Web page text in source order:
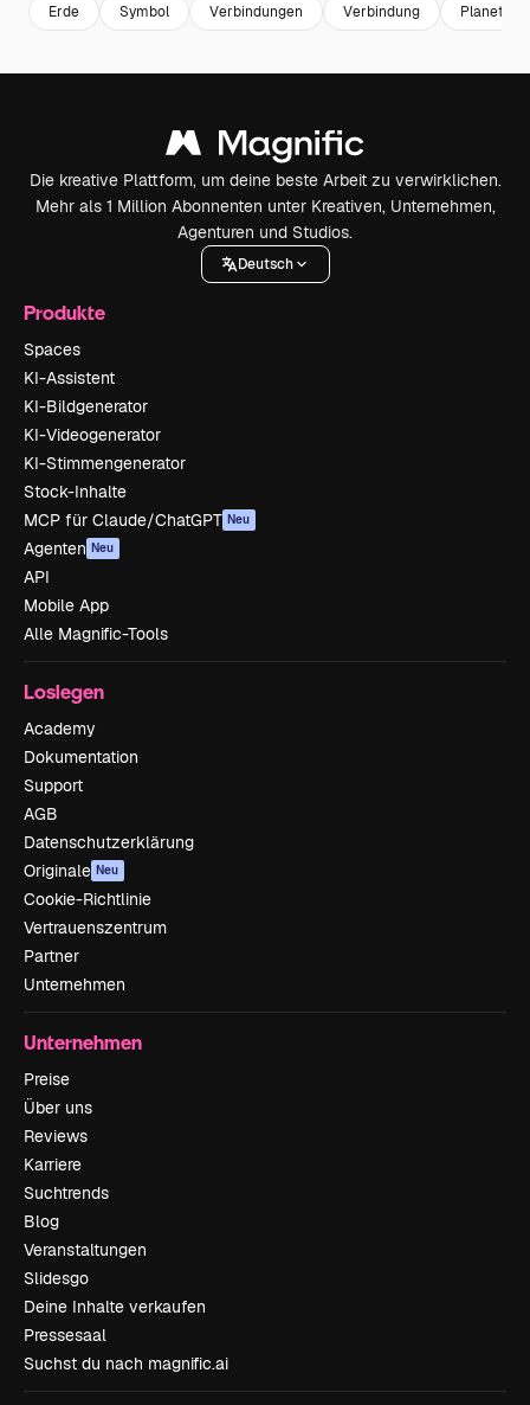
Erde Symbol Verbindungen Verbindung Planet
Die kreative Plattform, um deine beste Arbeit zu verwirklichen.
Mehr als 1 Million Abonnenten unter Kreativen, Unternehmen,
Agenturen und Studios.
Deutsch
Produkte
Spaces
KI-Assistent
KI-Bildgenerator
KI-Videogenerator
KI-Stimmengenerator
Stock-Inhalte
MCP für Claude/ChatGPT Neu
Agenten Neu
API
Mobile App
Alle Magnific-Tools
Loslegen
Academy
Dokumentation
Support
AGB
Datenschutzerklärung
Originale Neu
Cookie-Richtlinie
Vertrauenszentrum
Partner
Unternehmen
Unternehmen
Preise
Über uns
Reviews
Karriere
Suchtrends
Blog
Veranstaltungen
Slidesgo
Deine Inhalte verkaufen
Pressesaal
Suchst du nach magnific.ai